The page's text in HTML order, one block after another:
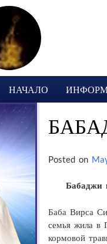
НАЧАЛО
Posted on
Бабаджи
Баба Вирса
семья жила в
кормовой